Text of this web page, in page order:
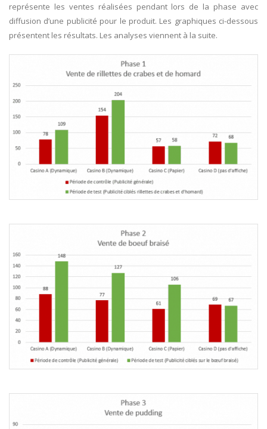
représente les ventes réalisées pendant lors de la phase avec
diffusion d’une publicité pour le produit. Les graphiques ci-dessous
présentent les résultats. Les analyses viennent à la suite.